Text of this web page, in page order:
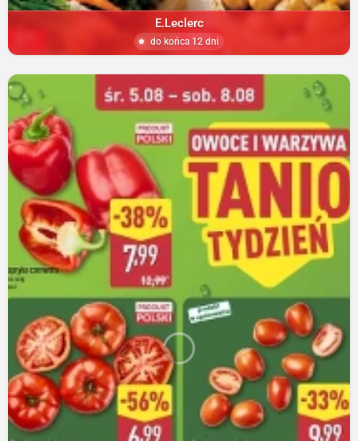
E.Leclerc
do końca 12 dni